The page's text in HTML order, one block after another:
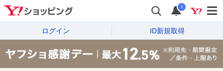
i
ログイン ID新規取得